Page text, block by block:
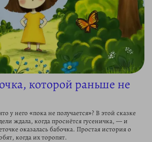
которой раньше не
у него «пока не получается»? В этой сказке
ждала, когда проснётся гусеничка, — и
оказалась бабочка. Простая история о
когда их торопят.